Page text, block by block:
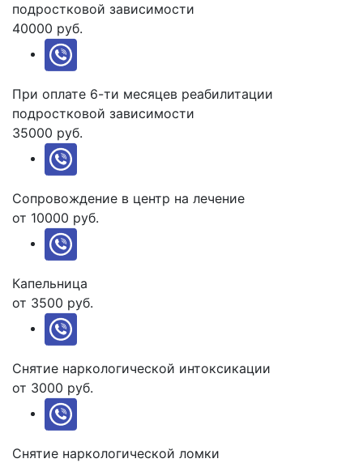
подростковой зависимости
40000 руб.
При оплате 6-ти месяцев реабилитации
подростковой зависимости
35000 руб.
Сопровождение в центр на лечение
от 10000 руб.
Капельница
от 3500 руб.
Снятие наркологической интоксикации
от 3000 руб.
Снятие наркологической ломки